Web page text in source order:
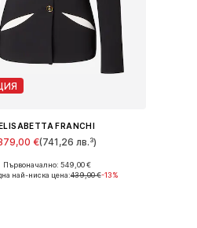
FRANCHI
€(741,26 лв.³)
Налични размери: 38
Първоначално: 549,00 €
най-ниска цена:439,00 €-13%